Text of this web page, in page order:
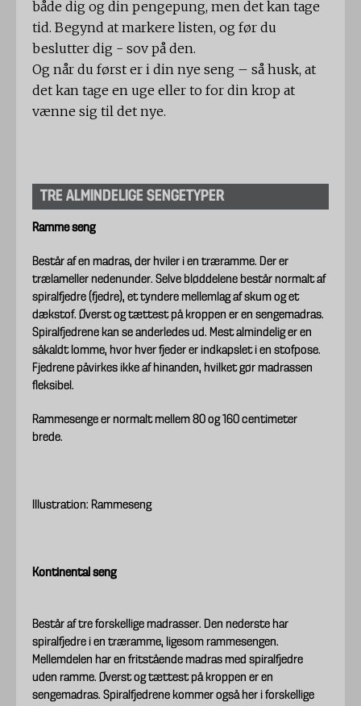
både dig og din pengepung, men det kan tage
tid. Begynd at markere listen, og før du
beslutter dig - sov på den.
Og når du først er i din nye seng – så husk, at
det kan tage en uge eller to for din krop at
vænne sig til det nye.
TRE ALMINDELIGE SENGETYPER
Ramme seng
Består af en madras, der hviler i en træramme. Der er
trælameller nedenunder. Selve bløddelene består normalt af
spiralfjedre (fjedre), et tyndere mellemlag af skum og et
dækstof. Øverst og tættest på kroppen er en sengemadras.
Spiralfjedrene kan se anderledes ud. Mest almindelig er en
såkaldt lomme, hvor hver fjeder er indkapslet i en stofpose.
Fjedrene påvirkes ikke af hinanden, hvilket gør madrassen
fleksibel.
Rammesenge er normalt mellem 80 og 160 centimeter
brede.
Illustration: Rammeseng
Kontinental seng
Består af tre forskellige madrasser. Den nederste har
spiralfjedre i en træramme, ligesom rammesengen.
Mellemdelen har en fritstående madras med spiralfjedre
uden ramme. Øverst og tættest på kroppen er en
sengemadras. Spiralfjedrene kommer også her i forskellige